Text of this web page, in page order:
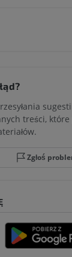
treści, które
Zgłoś